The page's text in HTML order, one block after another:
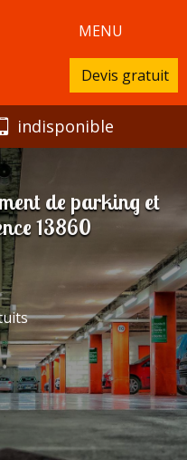
MENU
Devis gratuit
indisponible
de parking et
13860